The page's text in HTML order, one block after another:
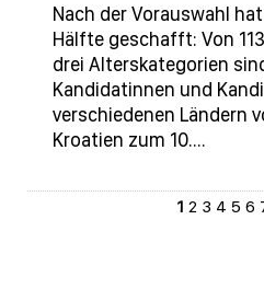
Nach der Vorauswahl
Hälfte geschafft: Von
drei Alterskategorien
Kandidatinnen und
verschiedenen Ländern
Kroatien zum 10.…
1 2 3 4 5 6